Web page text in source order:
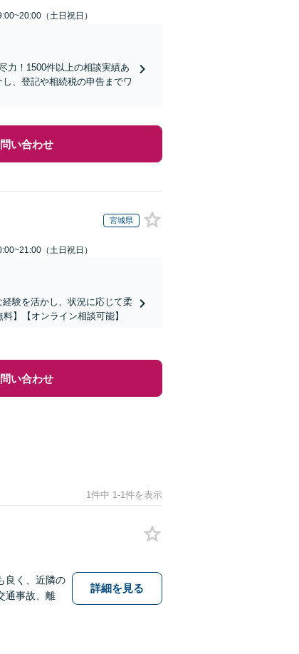
（土日祝日）
力！1500件以上の相談実績あ
、登記や相続税の申告までワ
い合わせ
宮城県
（土日祝日）
験を活かし、状況に応じて柔
】【オンライン相談可能】
い合わせ
1件中 1-1件を表示
良く、近隣の
通事故、離
詳細を見る